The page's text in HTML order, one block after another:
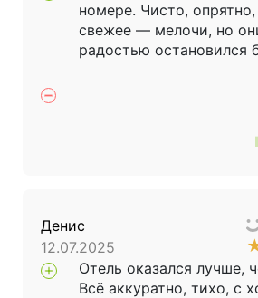
номере. Чисто, опрятно,
свежее — мелочи, но
радостью остановился
Денис
12.07.2025
Отель оказался лучше,
Всё аккуратно, тихо, с